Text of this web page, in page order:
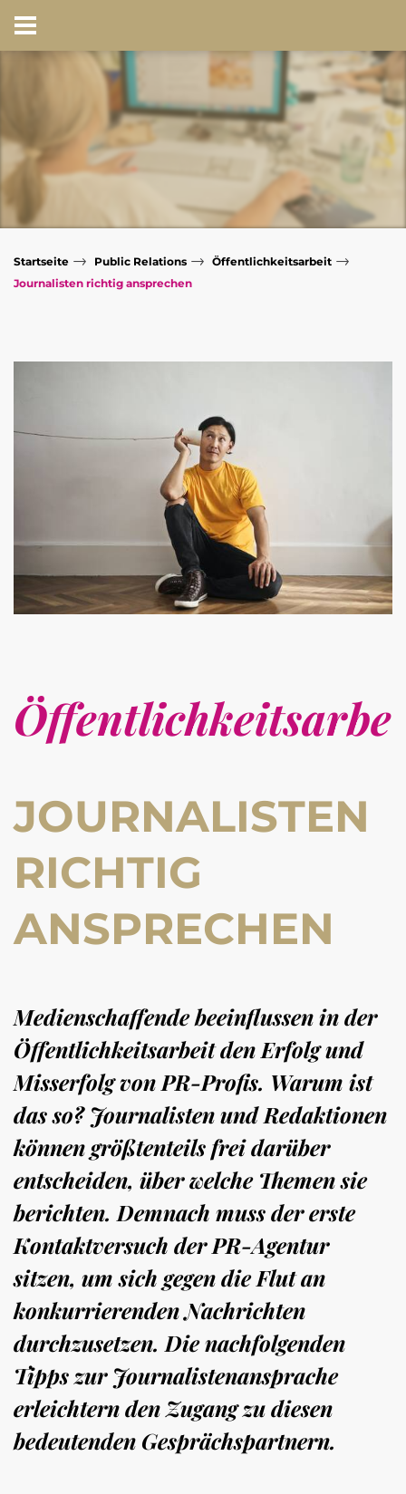
Startseite → Public Relations → Öffentlichkeitsarbeit →
Journalisten richtig ansprechen
JOURNALISTEN
RICHTIG
ANSPRECHEN
Medienschaffende beeinflussen in der
Öffentlichkeitsarbeit den Erfolg und
Misserfolg von PR-Profis. Warum ist
das so? Journalisten und Redaktionen
können größtenteils frei darüber
entscheiden, über welche Themen sie
berichten. Demnach muss der erste
Kontaktversuch der PR-Agentur
sitzen, um sich gegen die Flut an
konkurrierenden Nachrichten
durchzusetzen. Die nachfolgenden
Tipps zur Journalistenansprache
erleichtern den Zugang zu diesen
bedeutenden Gesprächspartnern.